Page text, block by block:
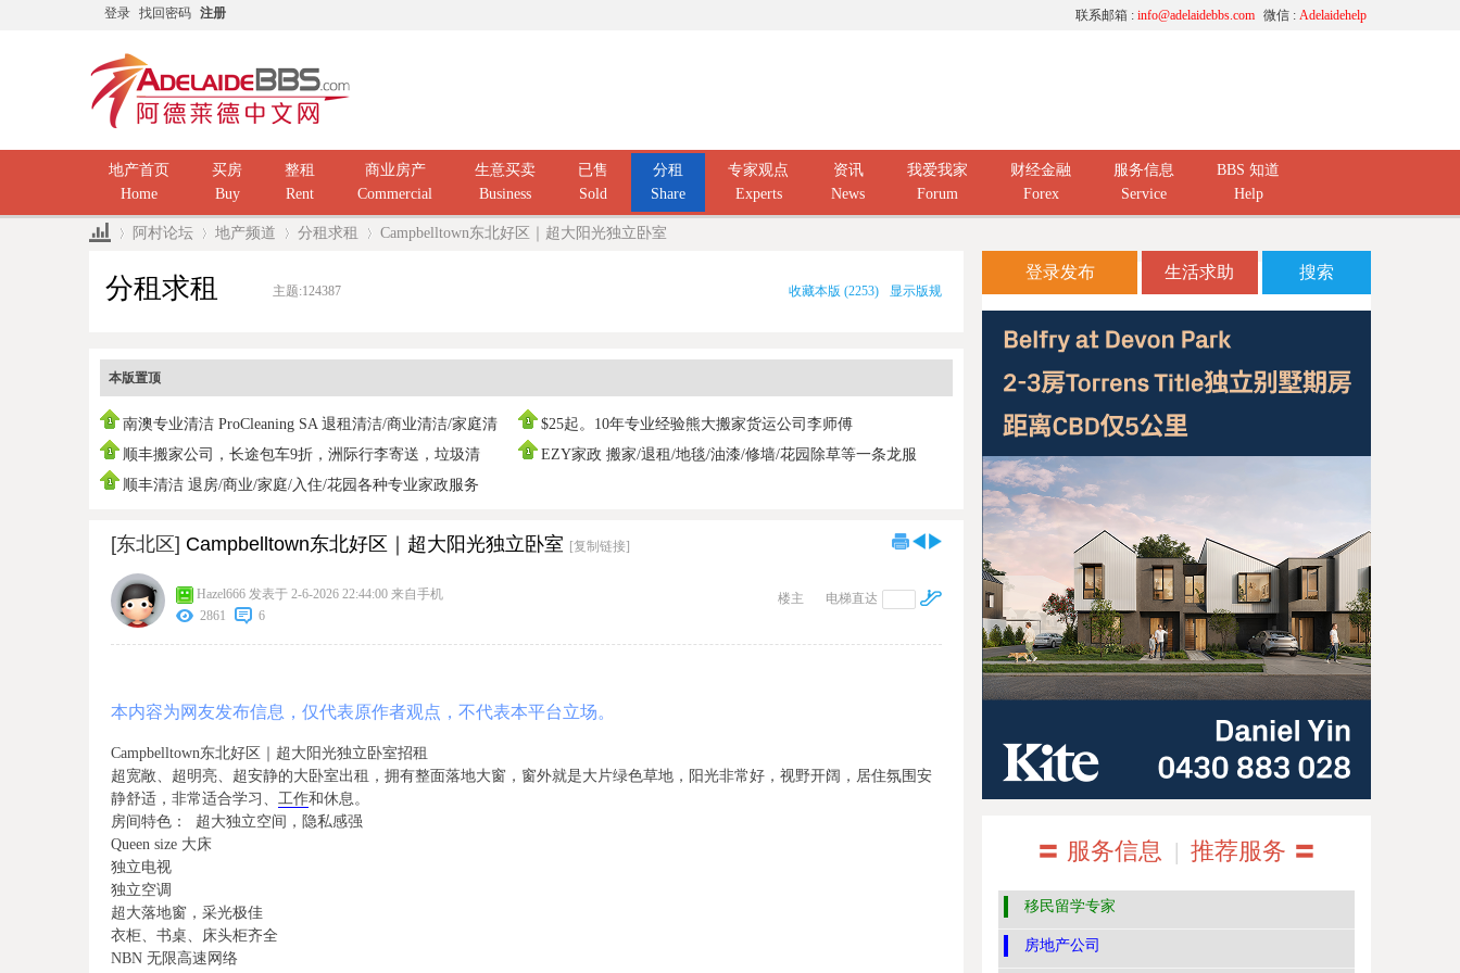
登录 找回密码 注册 微信 : Adelaidehelp
联系邮箱 : info@adelaidebbs.com
地产首页
Home
买房
Buy
整租
Rent
商业房产
Commercial
生意买卖
Business
已售
Sold
分租
Share
专家观点
Experts
资讯
News
我爱我家
Forum
财经金融
Forex
服务信息
Service
BBS 知道
Help
阿村论坛 地产频道 分租求租 Campbelltown东北好区｜超大阳光独立卧室
分租求租 主题:124387 显示版规
收藏本版 (2253)
本版置顶
南澳专业清洁 ProCleaning SA 退租清洁/商业清洁/家庭清
洁/ 民
$25起。10年专业经验熊大搬家货运公司李师傅
0437666808，寄存打
顺丰搬家公司，长途包车9折，洲际行李寄送，垃圾清
运，中国海运
EZY家政 搬家/退租/地毯/油漆/修墙/花园除草等一条龙服
顺丰清洁 退房/商业/家庭/入住/花园各种专业家政服务
[东北区] Campbelltown东北好区｜超大阳光独立卧室 [复制链接]
电梯直达
楼主
Hazel666 发表于 2-6-2026 22:44:00 来自手机
2861
6
本内容为网友发布信息，仅代表原作者观点，不代表本平台立场。
Campbelltown东北好区｜超大阳光独立卧室招租
超宽敞、超明亮、超安静的大卧室出租，拥有整面落地大窗，窗外就是大片绿色草地，阳光非常好，视野开阔，居住氛围安
静舒适，非常适合学习、 工作和休息。
房间特色： 超大独立空间，隐私感强
Queen size 大床
独立电视
独立空调
超大落地窗，采光极佳
衣柜、书桌、床头柜齐全
NBN 无限高速网络
登录发布 生活求助 搜索
〓 服务信息 | 推荐服务 〓
移民留学专家
房地产公司